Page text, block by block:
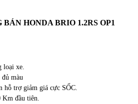
HONDA BRIO 1.2RS OP1
loại xe.
đủ màu
hỗ trợ giảm giá cực SỐC.
đầu tiên.